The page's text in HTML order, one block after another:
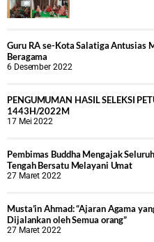
Guru RA se-Kota Salatiga Antusias
Beragama
6 Desember 2022
PENGUMUMAN HASIL SELEKSI
1443H/2022M
17 Mei 2022
Pembimas Buddha Mengajak
Tengah Bersatu Melayani Umat
27 Maret 2022
Musta’in Ahmad: “Ajaran Agama
Dijalankan oleh Semua orang”
27 Maret 2022